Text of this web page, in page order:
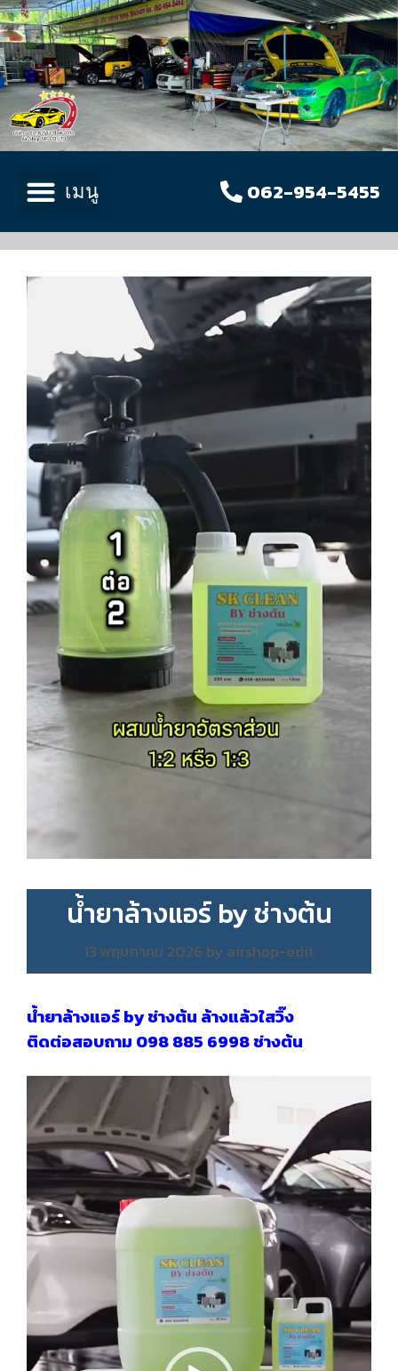
062-954-5455
น้ำยาล้างแอร์ by ช่างต้น
13 พฤษภาคม 2026 by airshop-edit
น้ำยาล้างแอร์ by ช่างต้น ล้างแล้วใสวิ๊ง
ติดต่อสอบถาม 098 885 6998 ช่างต้น
เล่น
ไฟล์
วิดีโอ